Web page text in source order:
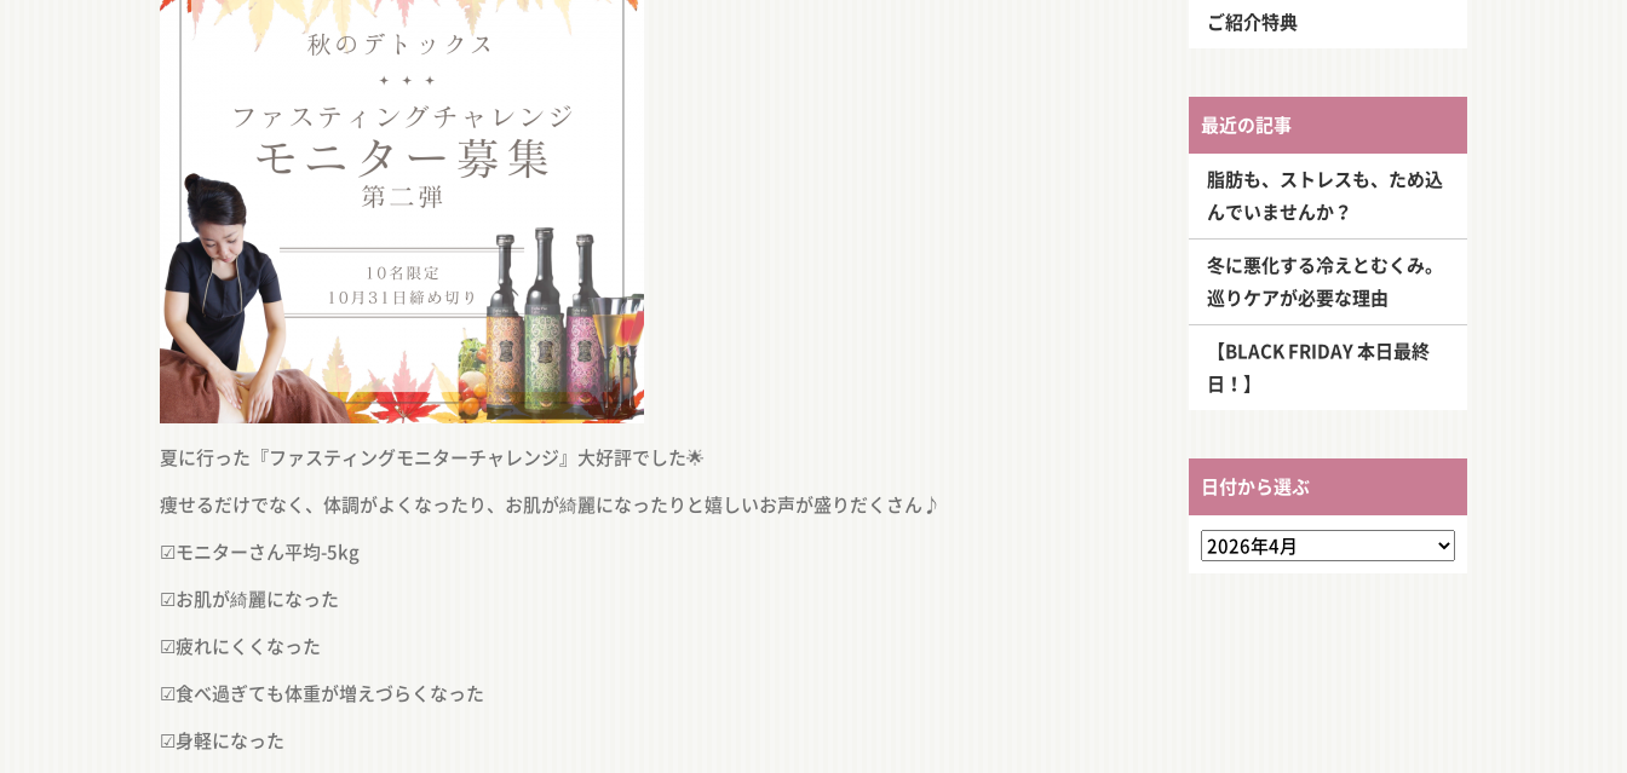
夏に行った『ファスティングモニターチャレンジ』大好評でした🌟
痩せるだけでなく、体調がよくなったり、お肌が綺麗になったりと嬉しいお声が盛りだくさん♪
☑︎モニターさん平均-5kg
☑︎お肌が綺麗になった
☑︎疲れにくくなった
☑︎食べ過ぎても体重が増えづらくなった
☑︎身軽になった
ご紹介特典
最近の記事
脂肪も、ストレスも、ため込
んでいませんか？
冬に悪化する冷えとむくみ。
巡りケアが必要な理由
【BLACK FRIDAY 本日最終
日！】
日付から選ぶ